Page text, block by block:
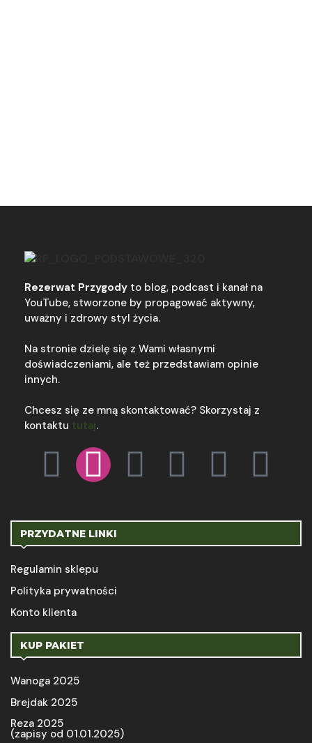
Rezerwat Przygody to blog, podcast i kanał na
YouTube, stworzone by propagować aktywny,
uważny i zdrowy styl życia.
Na stronie dzielę się z Wami własnymi
doświadczeniami, ale też przedstawiam opinie
innych.
Chcesz się ze mną skontaktować? Skorzystaj z
kontaktu tutaj.
PRZYDATNE LINKI
Regulamin sklepu
Polityka prywatności
Konto klienta
KUP PAKIET
Wanoga 2025
Brejdak 2025
Reza 2025
(zapisy od 01.01.2025)